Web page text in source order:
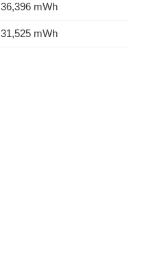
36,396 mWh
31,525 mWh